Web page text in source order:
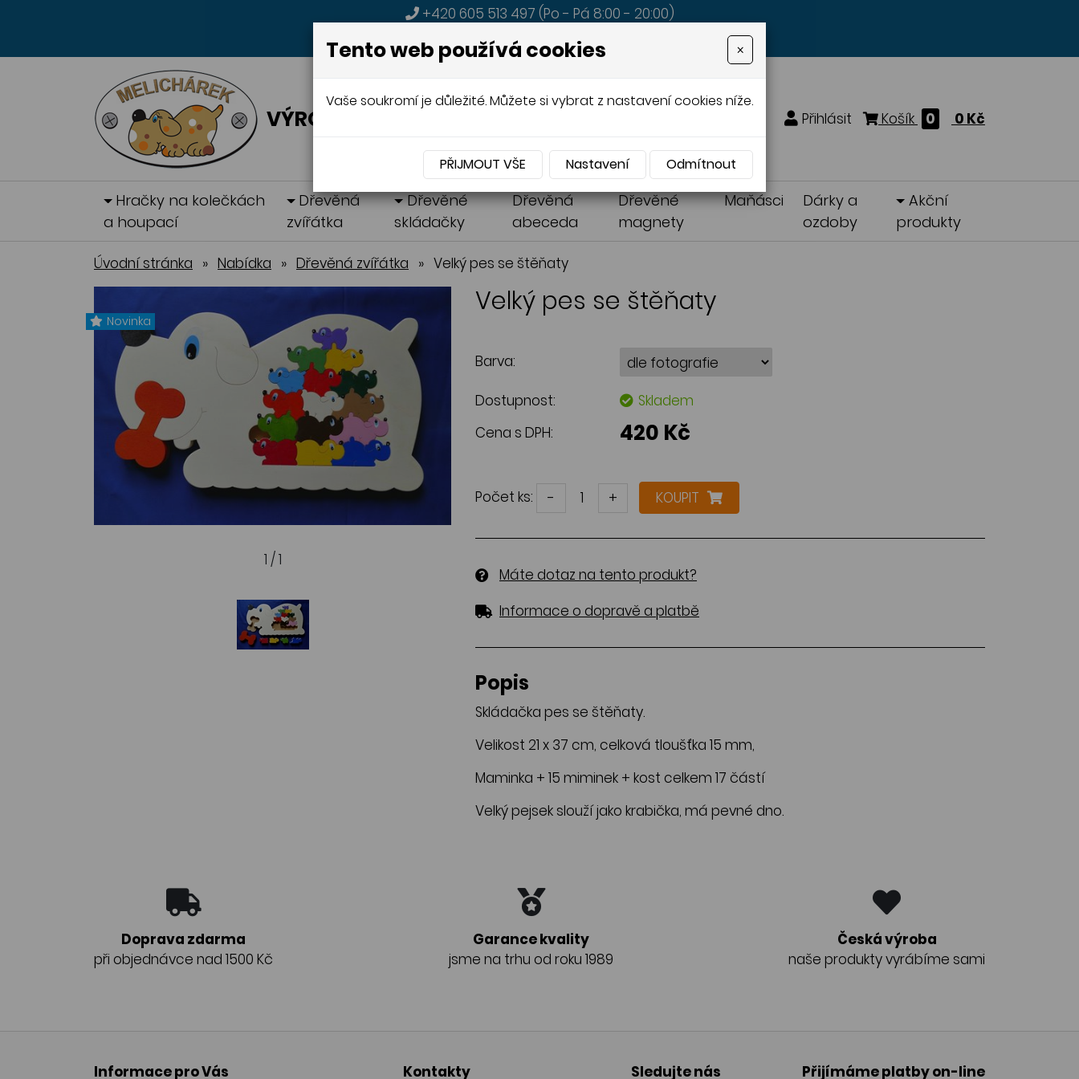
+420 605 513 497 (Po - Pá 8:00 - 20:00)
MENU
VÝROBA A PRODEJ Přihlásit Košík 0 0 Kč
Hračky na kolečkách
a houpací
Dřevěná
zvířátka
Dřevěné
skládačky
Dřevěná
abeceda
Dřevěné
magnety
Maňásci
Dárky a
ozdoby
Akční
produkty
Úvodní stránka » Nabídka » Dřevěná zvířátka » Velký pes se štěňaty
Novinka
1 / 1
Velký pes se štěňaty
Barva:
Dostupnost:
Skladem
Cena s DPH:
420 Kč
Počet ks: - + KOUPIT
Máte dotaz na tento produkt?
Informace o dopravě a platbě
Popis
Skládačka pes se štěňaty.
Velikost 21 x 37 cm, celková tloušťka 15 mm,
Maminka + 15 miminek + kost celkem 17 částí
Velký pejsek slouží jako krabička, má pevné dno.
Doprava zdarma
při objednávce nad 1500 Kč
Garance kvality
jsme na trhu od roku 1989
Česká výroba
naše produkty vyrábíme sami
Informace pro Vás Kontakty Sledujte nás Přijímáme platby on-line
Tento web používá cookies ×
Vaše soukromí je důležité. Můžete si vybrat z nastavení cookies níže.
PŘIJMOUT VŠE Nastavení Odmítnout